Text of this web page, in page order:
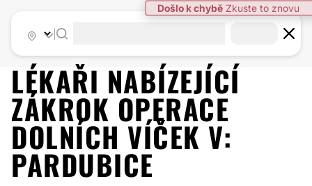
LÉKAŘI NABÍZEJÍCÍ
ZÁKROK OPERACE
DOLNÍCH VÍČEK V:
PARDUBICE